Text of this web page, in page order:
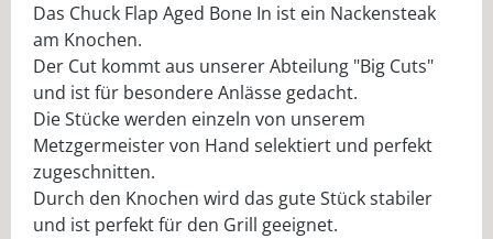
Das Chuck Flap Aged Bone In ist ein Nackensteak
am Knochen.
Der Cut kommt aus unserer Abteilung "Big Cuts"
und ist für besondere Anlässe gedacht.
Die Stücke werden einzeln von unserem
Metzgermeister von Hand selektiert und perfekt
zugeschnitten.
Durch den Knochen wird das gute Stück stabiler
und ist perfekt für den Grill geeignet.